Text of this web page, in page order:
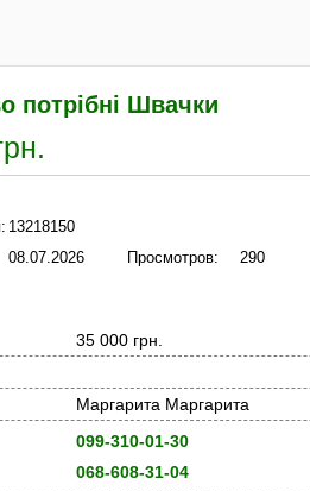
потрібні Швачки
13218150
08.07.2026 Просмотров: 290
35 000 грн.
Маргарита Маргарита
099-310-01-30
068-608-31-04